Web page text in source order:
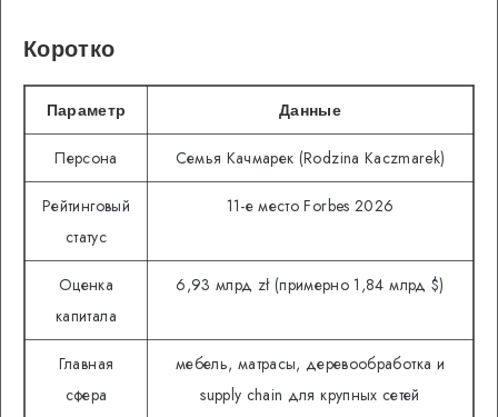
Коротко
Параметр Данные
Персона Семья Качмарек (Rodzina Kaczmarek)
Рейтинговый
статус
11-е место Forbes 2026
Оценка
капитала
6,93 млрд zł (примерно 1,84 млрд $)
Главная
сфера
мебель, матрасы, деревообработка и
supply chain для крупных сетей